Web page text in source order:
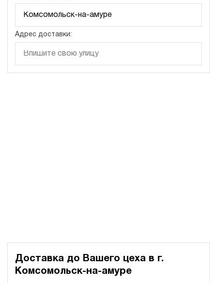
Адрес доставки:
Доставка до Вашего цеха в г.
Комсомольск-на-амуре